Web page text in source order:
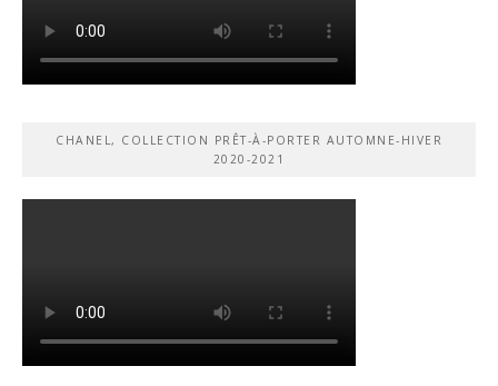
CHANEL, COLLECTION PRÊT-À-PORTER AUTOMNE-HIVER
2020-2021